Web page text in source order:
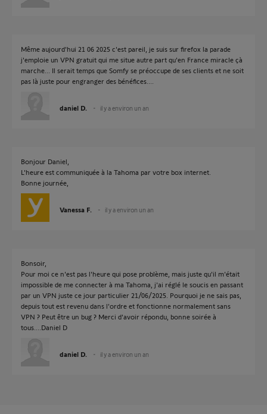
Même aujourd'hui 21 06 2025 c'est pareil, je suis sur firefox la parade
j'emploie un VPN gratuit qui me situe autre part qu'en France miracle çà
marche... Il serait temps que Somfy se préoccupe de ses clients et ne soit
pas là juste pour engranger des bénéfices....
daniel D. il y a environ un an
Bonjour Daniel,
L'heure est communiquée à la Tahoma par votre box internet.
Bonne journée,
Vanessa F. il y a environ un an
Bonsoir,
Pour moi ce n'est pas l'heure qui pose problème, mais juste qu'il m'était
impossible de me connecter à ma Tahoma, j'ai réglé le soucis en passant
par un VPN juste ce jour particulier 21/06/2025. Pourquoi je ne sais pas,
depuis tout est revenu dans l'ordre et fonctionne normalement sans
VPN ? Peut être un bug ? Merci d'avoir répondu, bonne soirée à
tous....Daniel D
daniel D. il y a environ un an